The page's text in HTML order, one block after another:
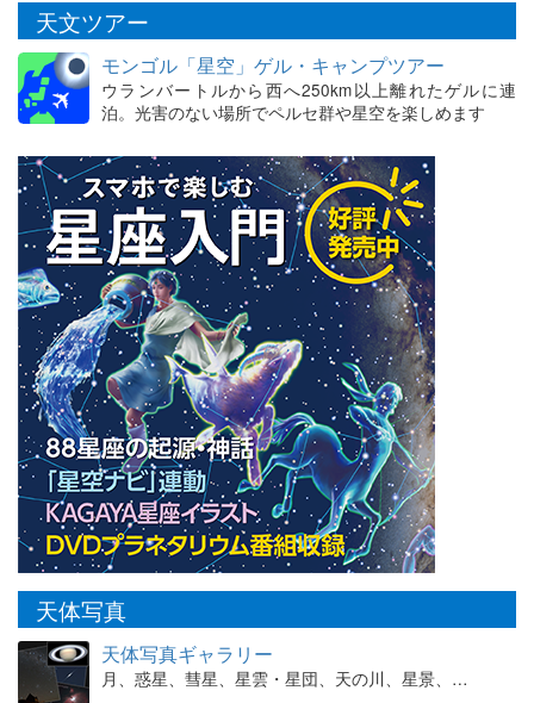
天文ツアー
モンゴル「星空」ゲル・キャンプツアー
ウランバートルから西へ250km以上離れたゲルに連
泊。光害のない場所でペルセ群や星空を楽しめます
天体写真
天体写真ギャラリー
月、惑星、彗星、星雲・星団、天の川、星景、…